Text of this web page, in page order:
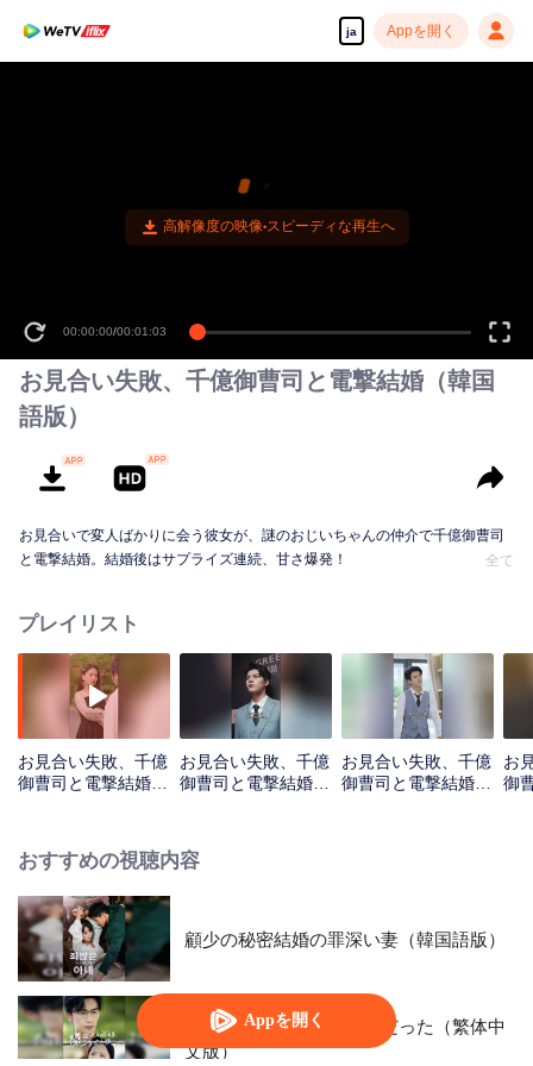
ja Appを開く
Appを開く
高解像度の映像•スピーディな再生へ
00:00:00/00:01:03
お見合い失敗、千億御曹司と電撃結婚（韓国
語版）
お見合いで変人ばかりに会う彼女が、謎のおじいちゃんの仲介で千億御曹司
と電撃結婚。結婚後はサプライズ連続、甘さ爆発！
全て
プレイリスト
お見合い失敗、千億
御曹司と電撃結婚
お見合い失敗、千億
御曹司と電撃結婚
お見合い失敗、千億
御曹司と電撃結婚
お
御
おすすめの視聴内容
顧少の秘密結婚の罪深い妻（韓国語版）
厲社長夫人は隠れた大物だった（繁体中
文版）